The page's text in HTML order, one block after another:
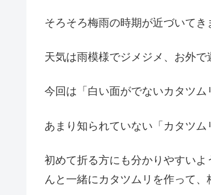
そろそろ梅雨の時期が近づいてき
天気は雨模様でジメジメ、お外
今回は「白い面がでないカタツム
あまり知られていない「カタツム
初めて折る方にも分かりやすい
んと一緒にカタツムリを作って